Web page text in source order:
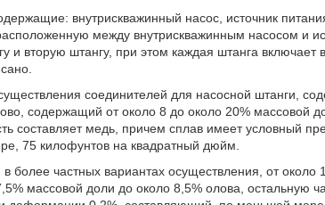
внутрискважинный насос, источник
между внутрискважинным насосом и
и вторую штангу, при этом каждая штанга
соединителей для насосной штанги,
содержащий от около 8 до около 20% массовой
составляет медь, причем сплав имеет условный
75 килофунтов на квадратный дюйм.
более частных вариантах осуществления, от около
массовой доли до около 8,5% олова, остальную